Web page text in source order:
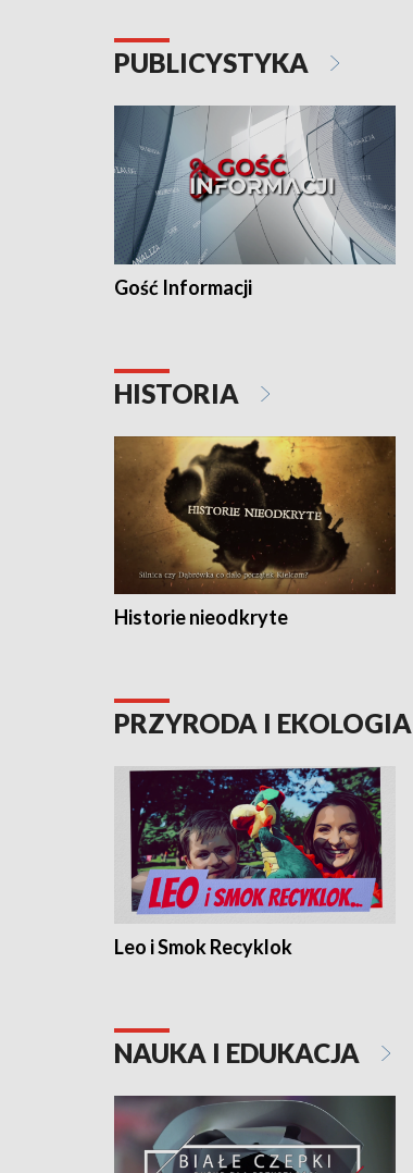
PUBLICYSTYKA
Gość Informacji
HISTORIA
Historie nieodkryte
PRZYRODA I EKOLOGIA
Leo i Smok Recyklok
NAUKA I EDUKACJA